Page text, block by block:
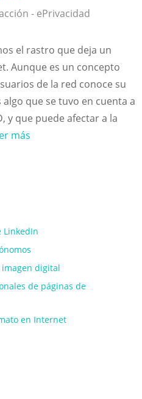
- ePrivacidad
el rastro que deja un
Aunque es un concepto
de la red conoce su
que se tuvo en cuenta a
y que puede afectar a la
más
LinkedIn
digital
de páginas de
en Internet